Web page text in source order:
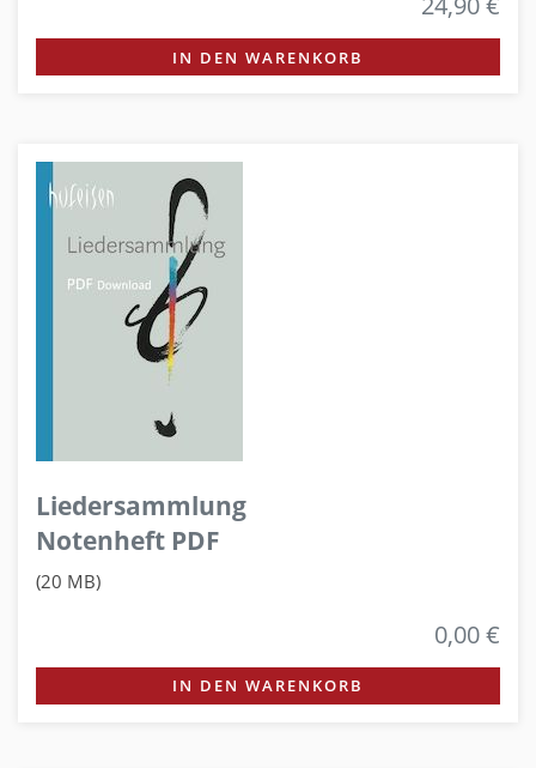
IN DEN WARENKORB
Liedersammlung
Notenheft PDF
(20 MB)
0,00 €
IN DEN WARENKORB